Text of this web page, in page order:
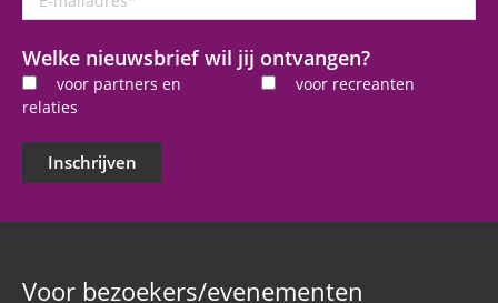
mailadres
Welke nieuwsbrief wil jij ontvangen?
voor partners en
relaties
voor recreanten
Inschrijven
Voor bezoekers/evenementen